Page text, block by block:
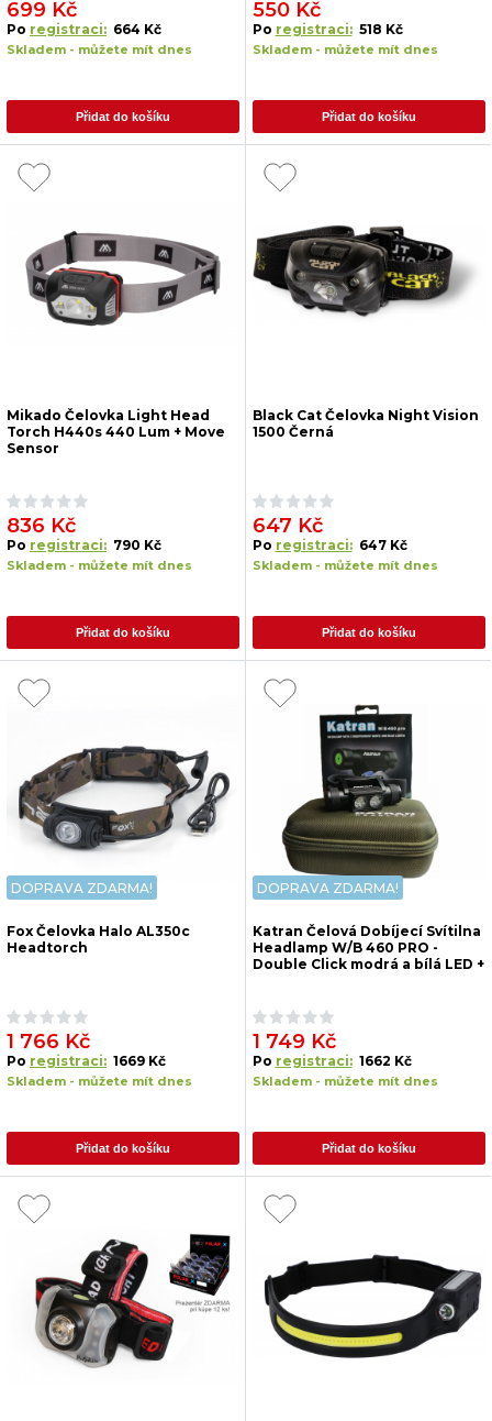
699 Kč
Po registraci: 664 Kč
Skladem - můžete mít dnes
Přidat do košíku
550 Kč
Po registraci: 518 Kč
Skladem - můžete mít dnes
Přidat do košíku
Mikado Čelovka Light Head
Torch H440s 440 Lum + Move
Sensor
836 Kč
Po registraci: 790 Kč
Skladem - můžete mít dnes
Přidat do košíku
Black Cat Čelovka Night Vision
1500 Černá
647 Kč
Po registraci: 647 Kč
Skladem - můžete mít dnes
Přidat do košíku
DOPRAVA ZDARMA!
Fox Čelovka Halo AL350c
Headtorch
1 766 Kč
Po registraci: 1669 Kč
Skladem - můžete mít dnes
Přidat do košíku
DOPRAVA ZDARMA!
Katran Čelová Dobíjecí Svítilna
Headlamp W/B 460 PRO -
Double Click modrá a bílá LED +
1 749 Kč
Po registraci: 1662 Kč
Skladem - můžete mít dnes
Přidat do košíku